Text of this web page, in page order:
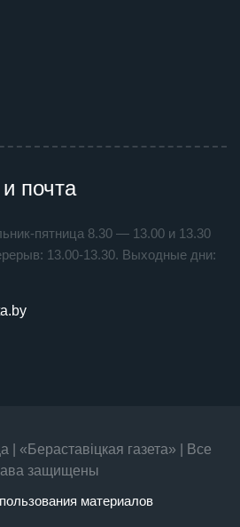
почта
пятница 8.30 — 13.00 и 13.30
13.00-13.30. Выходные дни:
| «Бераставiцкая газета» | Все
защищены
материалов